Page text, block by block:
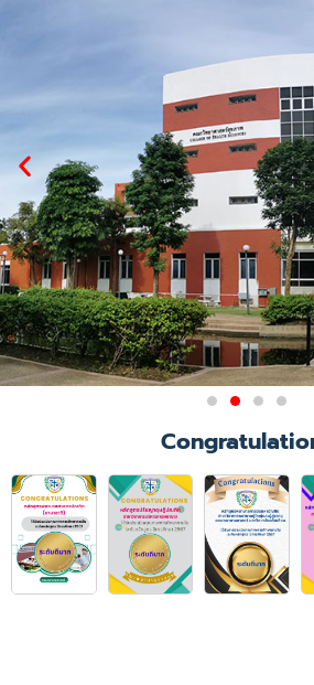
ผลการรับรองสถาบันก
วิชาการพยาบาลแล
ผดุงครรภ์
มติการประชุมคณะกรรมกา
พยาบาล ครั้งที่ 6/
เมื่อวันที่ 21 มิถุนายน
รับรองคณะพยาบาลศ